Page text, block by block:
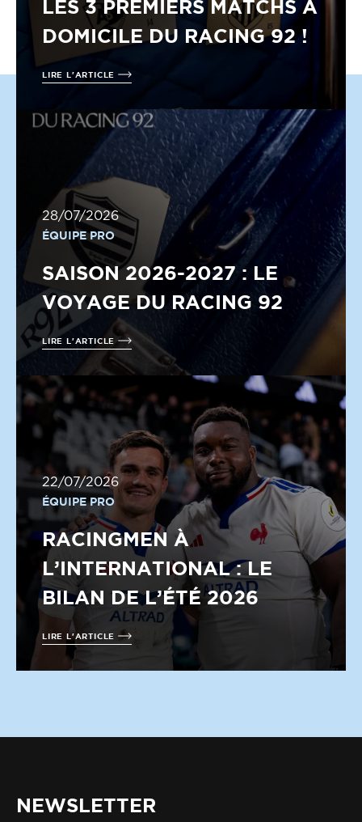
LES 3 PREMIERS MATCHS À
DOMICILE DU RACING 92 !
LIRE L'ARTICLE
28/07/2026
ÉQUIPE PRO
SAISON 2026-2027 : LE
VOYAGE DU RACING 92
LIRE L'ARTICLE
22/07/2026
ÉQUIPE PRO
RACINGMEN À
L’INTERNATIONAL : LE
BILAN DE L’ÉTÉ 2026
LIRE L'ARTICLE
NEWSLETTER